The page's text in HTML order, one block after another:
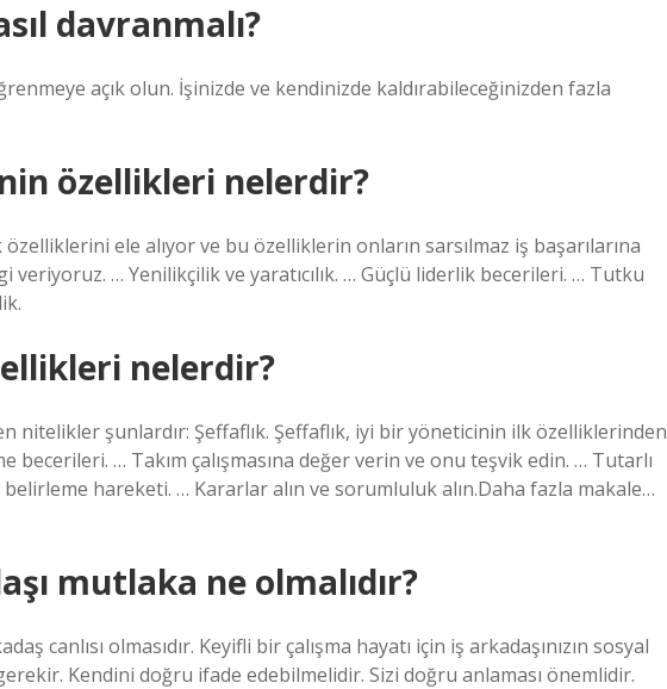
davranmalı?
açık olun. İşinizde ve kendinizde kaldırabileceğinizden fazla
özellikleri nelerdir?
ele alıyor ve bu özelliklerin onların sarsılmaz iş başarılarına
veriyoruz. … Yenilikçilik ve yaratıcılık. … Güçlü liderlik becerileri. … Tutku
nelerdir?
nitelikler şunlardır: Şeffaflık. Şeffaflık, iyi bir yöneticinin ilk özelliklerinden
… Takım çalışmasına değer verin ve onu teşvik edin. … Tutarlı
hareketi. … Kararlar alın ve sorumluluk alın.Daha fazla makale…
mutlaka ne olmalıdır?
canlısı olmasıdır. Keyifli bir çalışma hayatı için iş arkadaşınızın sosyal
Kendini doğru ifade edebilmelidir. Sizi doğru anlaması önemlidir.